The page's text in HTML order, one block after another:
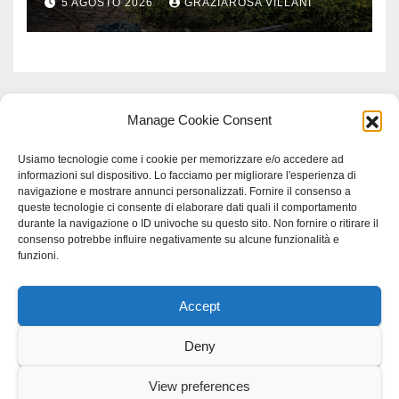
Manage Cookie Consent
Usiamo tecnologie come i cookie per memorizzare e/o accedere ad
informazioni sul dispositivo. Lo facciamo per migliorare l'esperienza di
navigazione e mostrare annunci personalizzati. Fornire il consenso a
queste tecnologie ci consente di elaborare dati quali il comportamento
durante la navigazione o ID univoche su questo sito. Non fornire o ritirare il
consenso potrebbe influire negativamente su alcune funzionalità e
funzioni.
Accept
Deny
View preferences
5 AGOSTO 2026 GRAZIAROSA VILLANI
Proudly powered by WordPress|Tema: Newspaperex di
Scienzastudio specialistico bracciano